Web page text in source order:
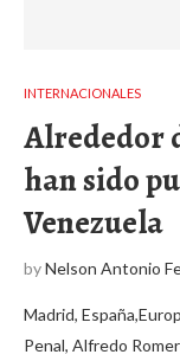
INTERNACIONALES
Alrededor
han sido
Venezuela
byNelson Antonio
Madrid,
Penal, Alfredo